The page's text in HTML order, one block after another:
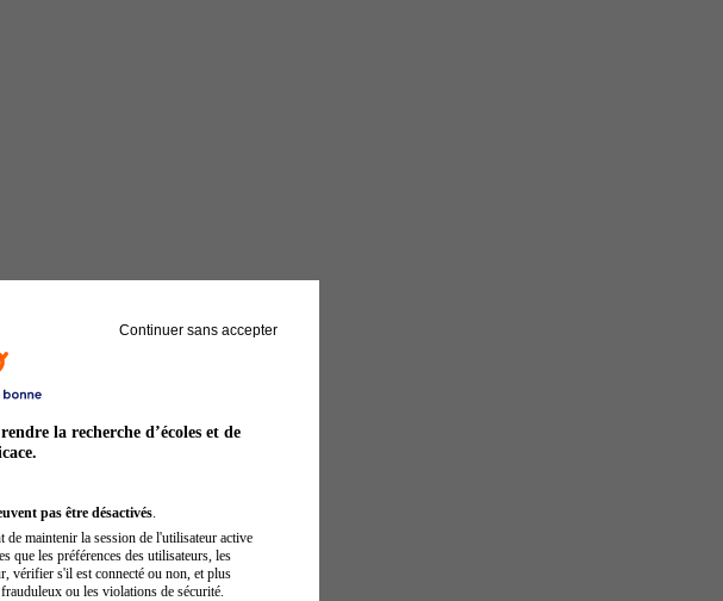
Continuer sans accepter
la recherche d’écoles et de
pas être désactivés.
de maintenir la session de l'utilisateur active
que les préférences des utilisateurs, les
vérifier s'il est connecté ou non, et plus
ou les violations de sécurité.